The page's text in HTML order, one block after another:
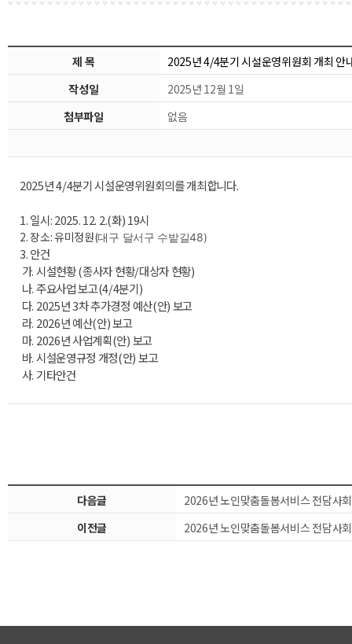
제 목
2025년 4/4분기 시설운영위원회 개최 안
작성일
2025년 12월 1일
첨부파일
없음
2025년 4/4분기 시설운영위원회의를 개최합니다.
1. 일시: 2025. 12. 2.(화) 19시
2. 장소: 유미정원(대구 달서구 수밭길48)
3. 안건
가. 시설현황(종사자 현황/대상자 현황)
나. 주요사업 보고(4/4분기)
다. 2025년 3차 추가경정 예산(안) 보고
라. 2026년 예산(안) 보고
마. 2026년 사업계획(안) 보고
바. 시설운영규정 개정(안) 보고
사. 기타안건
다음글
2026년 노인맞춤돌봄서비스 전담사
이전글
2026년 노인맞춤돌봄서비스 전담사